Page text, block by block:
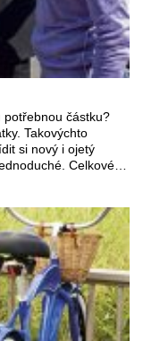
potřebnou částku?
Takovýchto
si nový i ojetý
Celkové…